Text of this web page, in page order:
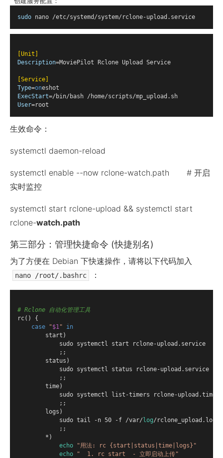
sudo nano /etc/systemd/system/rclone-upload.service
[Unit]
Description
[Service]
Type=on
ExecStart
User
生效命令：
systemctl daemon-reload
systemctl enable --now rclone-watch.path # 开启
实时监控
systemctl start rclone-upload && systemctl start
rclone-watch.path
第三部分：管理快捷命令 (快捷别名)
为了方便在 Debian 下快速操作，请将以下代码加入
nano /root/.bashrc ：
# Rclone 自动化管理工具
rc() {
case
"$1"
in
        start)
            sudo systemctl start rclone-upload.service
            ;;
        status)
            sudo systemctl status rclone-upload.service
            ;;
        time)
            sudo systemctl list-timers rclone-upload.timer
            ;;
        logs)
            sudo tail -n 50 -f /var/
log/rclone_upload.log
            ;;
        *)
echo
"用法: rc {start|status|time|logs}"
echo
"  1. rc start  - 立即启动上传"